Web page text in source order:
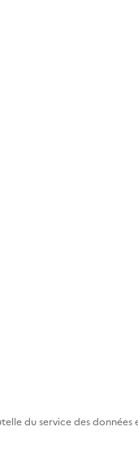
du service des données